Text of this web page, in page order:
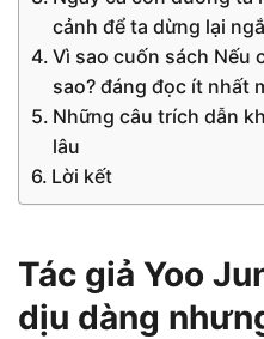
cảnh để ta dừng lại
Vì sao cuốn sách Nếu
sao? đáng đọc ít nhất
Những câu trích dẫn
lâu
Lời kết
Tác giả Yoo
dịu dàng